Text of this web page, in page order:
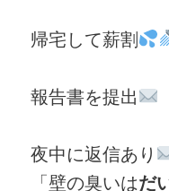
帰宅して薪割
報告書を提出
夜中に返信あり
「壁の臭いはだ